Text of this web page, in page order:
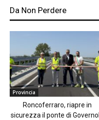
Da Non Perdere
Provincia
Roncoferraro, riapre in
sicurezza il ponte di